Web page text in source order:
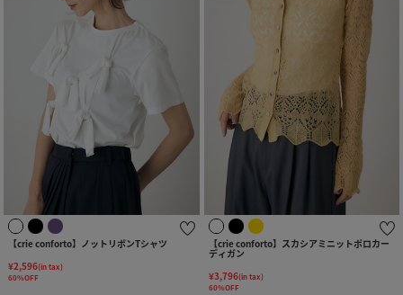
【crie conforto】ノットリボンTシャツ
¥2,596(in tax)
60%OFF
【crie conforto】スカシアミニットポロカー
ディガン
¥3,796(in tax)
60%OFF